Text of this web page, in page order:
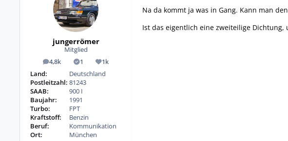
jungerrömer
Mitglied
4,8k
Beiträge 1
Lösungen
1k
Reputation
Land:
Deutschland
Postleitzahl: 81243
SAAB:
900 I
Baujahr:
1991
Turbo:
FPT
Kraftstoff:
Benzin
Beruf:
Kommunikation
Ort:
München
Na da kommt ja was in Gang. Kann man
Ist das eigentlich eine zweiteilige